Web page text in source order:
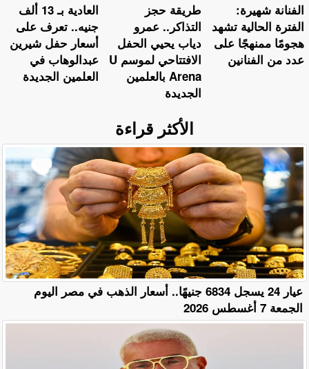
العادية بـ 13 ألف
جنيه.. تعرف على
أسعار حفل شيرين
عبدالوهاب في
العلمين الجديدة
طريقة حجز
التذاكر.. عمرو
دياب يحيي الحفل
الافتتاحي لموسم U
Arena بالعلمين
الجديدة
الفنانة شهيرة:
الفترة الحالية تشهد
هجومًا ممنهجًا على
عدد من الفنانين
الأكثر قراءة
عيار 24 يسجل 6834 جنيهًا.. أسعار الذهب في مصر اليوم
الجمعة 7 أغسطس 2026